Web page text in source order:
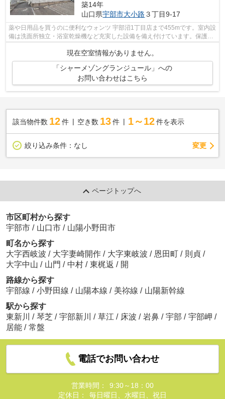
築14年
山口県宇部市大小路 ３丁目9-17
薬や日用品を買うのに便利なウォンツ 宇部沼1丁目店まで455mです。室内設
備は洗面所独立・浴室乾燥機など充実した設備を備え付けています。保護者
現在空室情報がありません。
「シャーメゾングランジュール」への
お問い合わせはこちら
該当物件数 12件 空き数 13 件 1～12 件を表示
絞り込み条件： なし 変更
ページトップへ
市区町村から探す
宇部市 / 山口市 / 山陽小野田市
町名から探す
大字西岐波 / 大字妻崎開作 / 大字東岐波 / 恩田町 / 則貞 /
大字中山 / 山門 / 中村 / 東梶返 / 開
路線から探す
宇部線 / 小野田線 / 山陽本線 / 美祢線 / 山陽新幹線
駅から探す
東新川
/ 琴芝 / 宇部新川 / 草江 / 床波 / 岩鼻 / 宇部 / 宇部岬 /
居能 / 常盤
電話でお問い合わせ
営業時間：
9:30～18：00
定休日：
毎日曜日、水曜日、祝日